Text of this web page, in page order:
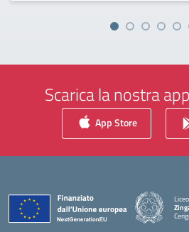
Scarica la nostra
App Store
Liceo
—